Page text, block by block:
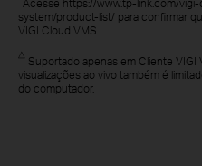
Acesse https://www.tp-link.com/
system/product-list/ para confirmar
VIGI Cloud VMS.
△
Suportado apenas em Cliente VIGI
visualizações ao vivo também é
do computador.